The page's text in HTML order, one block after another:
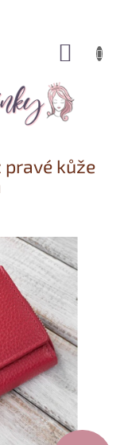
pravé kůže